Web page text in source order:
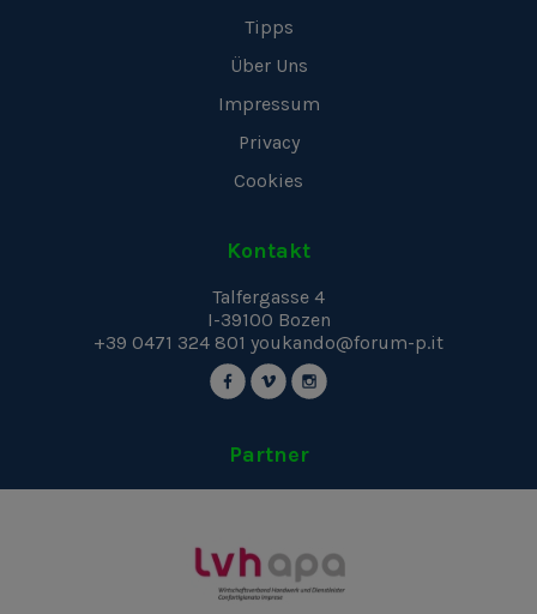
Tipps
Über Uns
Impressum
Privacy
Cookies
Kontakt
Talfergasse 4
I-39100 Bozen
+39 0471 324 801 youkando@forum-p.it
Partner